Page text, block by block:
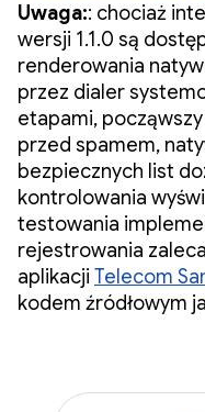
Uwaga:: chociaż
wersji 1.1.0 są
renderowania
przez dialer
etapami,
przed spamem,
bezpiecznych list
kontrolowania
testowania
rejestrowania
aplikacji Telecom
kodem źródłowym